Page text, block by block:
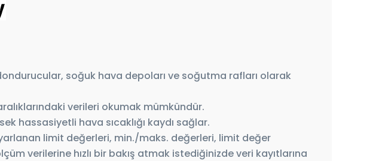
soğuk hava depoları ve soğutma rafları olarak
verileri okumak mümkündür.
hassasiyetli hava sıcaklığı kaydı sağlar.
limit değerleri, min./maks. değerleri, limit değer
verilerine hızlı bir bakış atmak istediğinizde veri kayıtlarına